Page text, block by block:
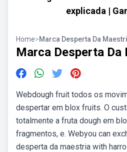
explicada |
Home>Marca Desperta Da
Marca Desperta Da
Webdough fruit todos os
despertar em blox fruits. O
totalmente a fruta dough em
fragmentos, e. Webyou can
desperta da maestria with